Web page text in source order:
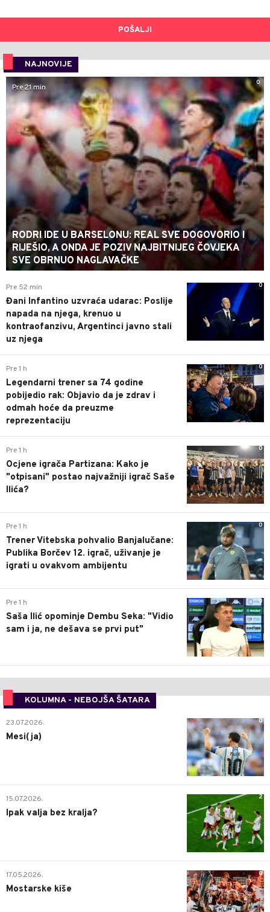
POŠALJI
NAJNOVIJE
0
Pre 21 min
RODRI IDE U BARSELONU: REAL SVE DOGOVORIO I
RIJEŠIO, A ONDA JE POZIV NAJBITNIJEG ČOVJEKA
SVE OBRNUO NAGLAVAČKE
0
Pre 52 min
Đani Infantino uzvraća udarac: Poslije
napada na njega, krenuo u
kontraofanzivu, Argentinci javno stali
uz njega
0
Pre 1 h
Legendarni trener sa 74 godine
pobijedio rak: Objavio da je zdrav i
odmah hoće da preuzme
reprezentaciju
0
Pre 1 h
Ocjene igrača Partizana: Kako je
"otpisani" postao najvažniji igrač Saše
Ilića?
0
Pre 1 h
Trener Vitebska pohvalio Banjalučane:
Publika Borčev 12. igrač, uživanje je
igrati u ovakvom ambijentu
0
Pre 1 h
Saša Ilić opominje Dembu Seka: "Vidio
sam i ja, ne dešava se prvi put"
KOLUMNA - NEBOJŠA ŠATARA
0
23.07.2026.
Mesi(ja)
2
15.07.2026.
Ipak valja bez kralja?
0
17.05.2026.
Mostarske kiše